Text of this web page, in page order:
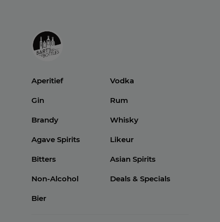
Aperitief Vodka
Gin Rum
Brandy Whisky
Agave Spirits Likeur
Bitters Asian Spirits
Non-Alcohol Deals & Specials
Bier